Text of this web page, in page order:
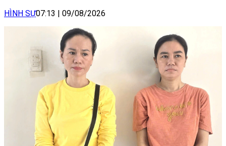
HÌNH SỰ07:13 09/08/2026